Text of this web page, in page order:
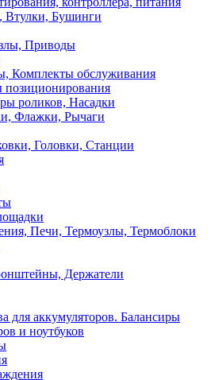
Бушинги
Приводы
Комплекты обслуживания
роликов, Насадки
Флажки, Рычаги
Головки, Станции
Печи, Термоузлы, Термоблоки
Держатели
для аккумуляторов. Балансиры
и ноутбуков